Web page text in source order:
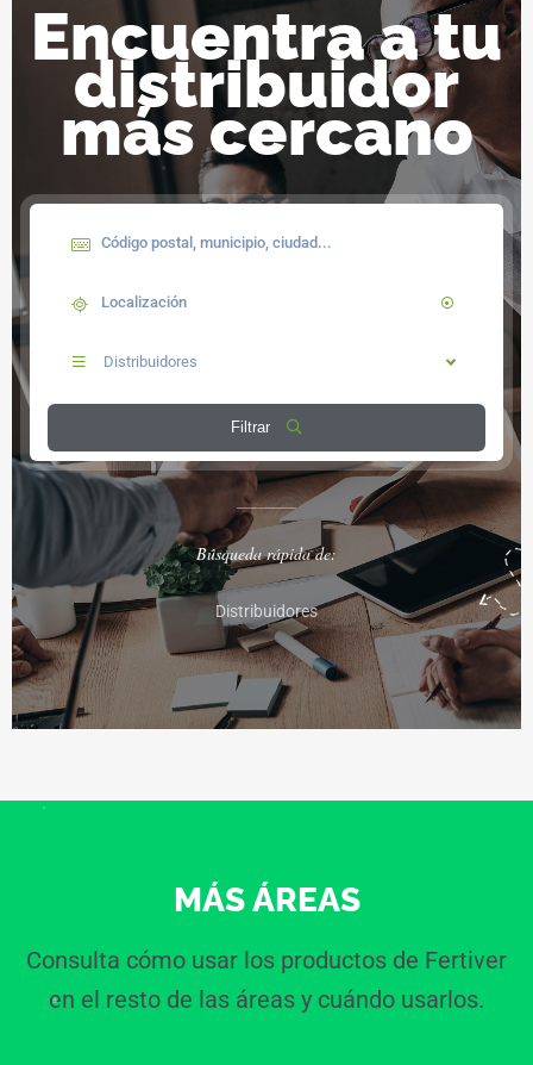
Encuentra a tu
distribuidor
más cercano
Distribuidores
Filtrar
Búsqueda rápida de:
Distribuidores
MÁS ÁREAS
Consulta cómo usar los productos de Fertiver
en el resto de las áreas y cuándo usarlos.